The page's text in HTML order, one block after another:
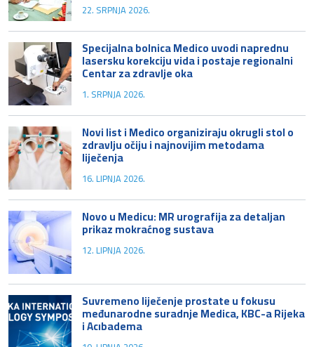
22. SRPNJA 2026.
Specijalna bolnica Medico uvodi naprednu
lasersku korekciju vida i postaje regionalni
Centar za zdravlje oka
1. SRPNJA 2026.
Novi list i Medico organiziraju okrugli stol o
zdravlju očiju i najnovijim metodama
liječenja
16. LIPNJA 2026.
Novo u Medicu: MR urografija za detaljan
prikaz mokraćnog sustava
12. LIPNJA 2026.
Suvremeno liječenje prostate u fokusu
međunarodne suradnje Medica, KBC-a Rijeka
i Acıbadema